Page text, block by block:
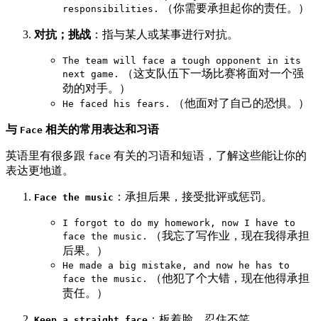
responsibilities.
（你需要承担起你的责任。）
对抗；挑战 ：指与某人或某事进行对抗。
The team will face a tough opponent in its
next game.
（这支队伍下一场比赛将面对一个强
劲的对手。）
He faced his fears. （他面对了自己的恐惧。）
与 Face 相关的常用表达和习语
英语里有很多跟 face 有关的习语和短语，了解这些能让你的
表达更地道。
Face the music ：承担后果，接受批评或惩罚。
I forgot to do my homework, now I have to
face the music.
（我忘了写作业，现在我得承担
后果。）
He made a big mistake, and now he has to
face the music.
（他犯了个大错，现在他得承担
责任。）